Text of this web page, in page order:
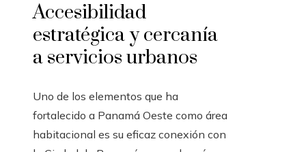
Accesibilidad
estratégica y cercanía
a servicios urbanos
Uno de los elementos que ha
fortalecido a Panamá Oeste como área
habitacional es su eficaz conexión con